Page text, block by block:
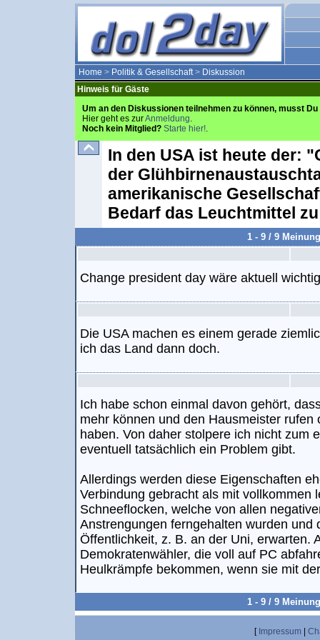
Home > Politik & Gesellschaft> Diskussion
Hinweis für Gäste
Um an den Diskussionen teilnehmen zu können, musst
Hier geht es zurAnmeldung.
Noch kein Mitglied? Starte hier!.
In den USA ist heute der:
der
amerikanische
Bedarf das Leuchtmittel
1 - 9 / 9
Change president day wäre aktuell
Die USA machen es einem gerade
ich das Land dann doch.
Ich habe schon einmal davon gehört,
mehr können und den Hausmeister rufen
haben. Von daher stolpere ich nicht zum
eventuell tatsächlich ein Problem gibt.
Allerdings werden diese Eigenschaften
Verbindung gebracht als mit vollkommen
Schneeflocken, welche von allen
Anstrengungen ferngehalten wurden und
Öffentlichkeit, z. B. an der Uni, erwarten.
Demokratenwähler, die voll auf PC
Heulkrämpfe bekommen, wenn sie mit
1 - 9 / 9
[ Impressum